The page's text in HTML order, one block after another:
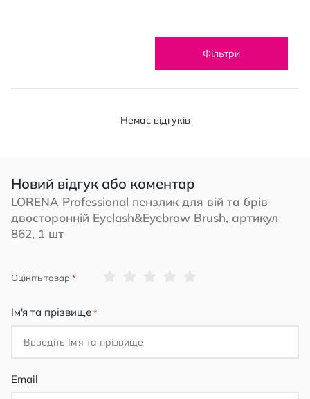
Фільтри
Немає відгуків
Новий відгук або коментар
LORENA Professional пензлик для вій та брів
двосторонній Eyelash&Eyebrow Brush, артикул
862, 1 шт
Оцініть товар
Ім'я та прізвище
Email